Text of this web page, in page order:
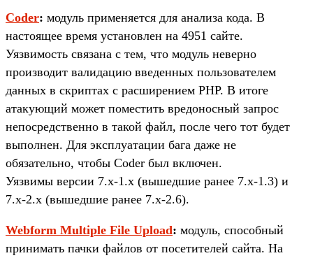
Coder: модуль применяется для анализа кода. В
настоящее время установлен на 4951 сайте.
Уязвимость связана с тем, что модуль неверно
производит валидацию введенных пользователем
данных в скриптах с расширением PHP. В итоге
атакующий может поместить вредоносный запрос
непосредственно в такой файл, после чего тот будет
выполнен. Для эксплуатации бага даже не
обязательно, чтобы Coder был включен.
Уязвимы версии 7.x-1.x (вышедшие ранее 7.x-1.3) и
7.x-2.x (вышедшие ранее 7.x-2.6).
Webform Multiple File Upload: модуль, способный
принимать пачки файлов от посетителей сайта. На